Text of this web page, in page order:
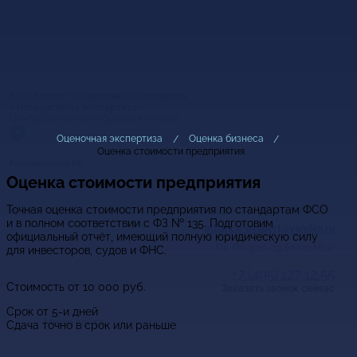
Мы онлайн,пишите
alliance-ekspert@yandex.ru
Меню сайта
Оценочная экспертиза
Оценка бизнеса
Оценка стоимости предприятия
Оценка стоимости предприятия
Точная оценка стоимости предприятия по стандартам ФСО
и в полном соответствии с ФЗ № 135. Подготовим
официальный отчёт, имеющий полную юридическую силу
для инвесторов, судов и ФНС.
Стоимость от 10 000 руб.
Срок от 5-и дней
Сдача точно в срок или раньше